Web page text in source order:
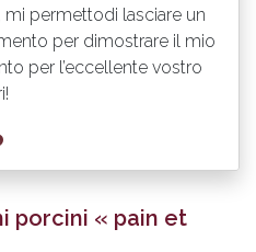
permettodi lasciare un
per dimostrare il mio
per l’eccellente vostro
porcini « pain et